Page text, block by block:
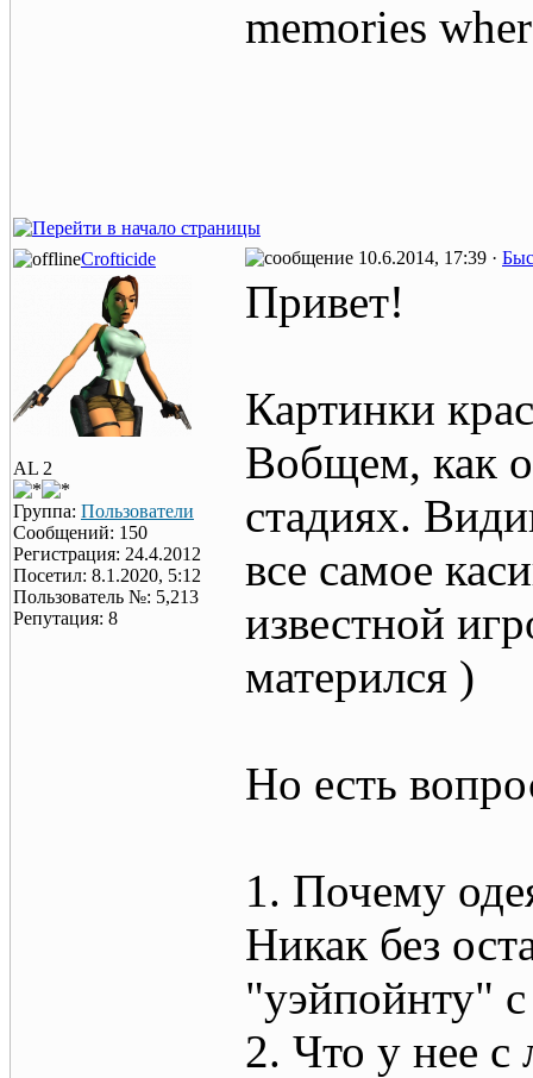
memories
Crofticide 10.6.2014, 17:39 ·
AL 2
Группа: Пользователи
Сообщений: 150
Регистрация: 24.4.2012
Посетил: 8.1.2020, 5:12
Пользователь №: 5,213
Репутация: 8
Привет!
Картинки
Вобщем, как
стадиях.
все самое
известной
матерился )
Но есть
1. Почему
Никак без
"уэйпойнту"
2. Что у нее с